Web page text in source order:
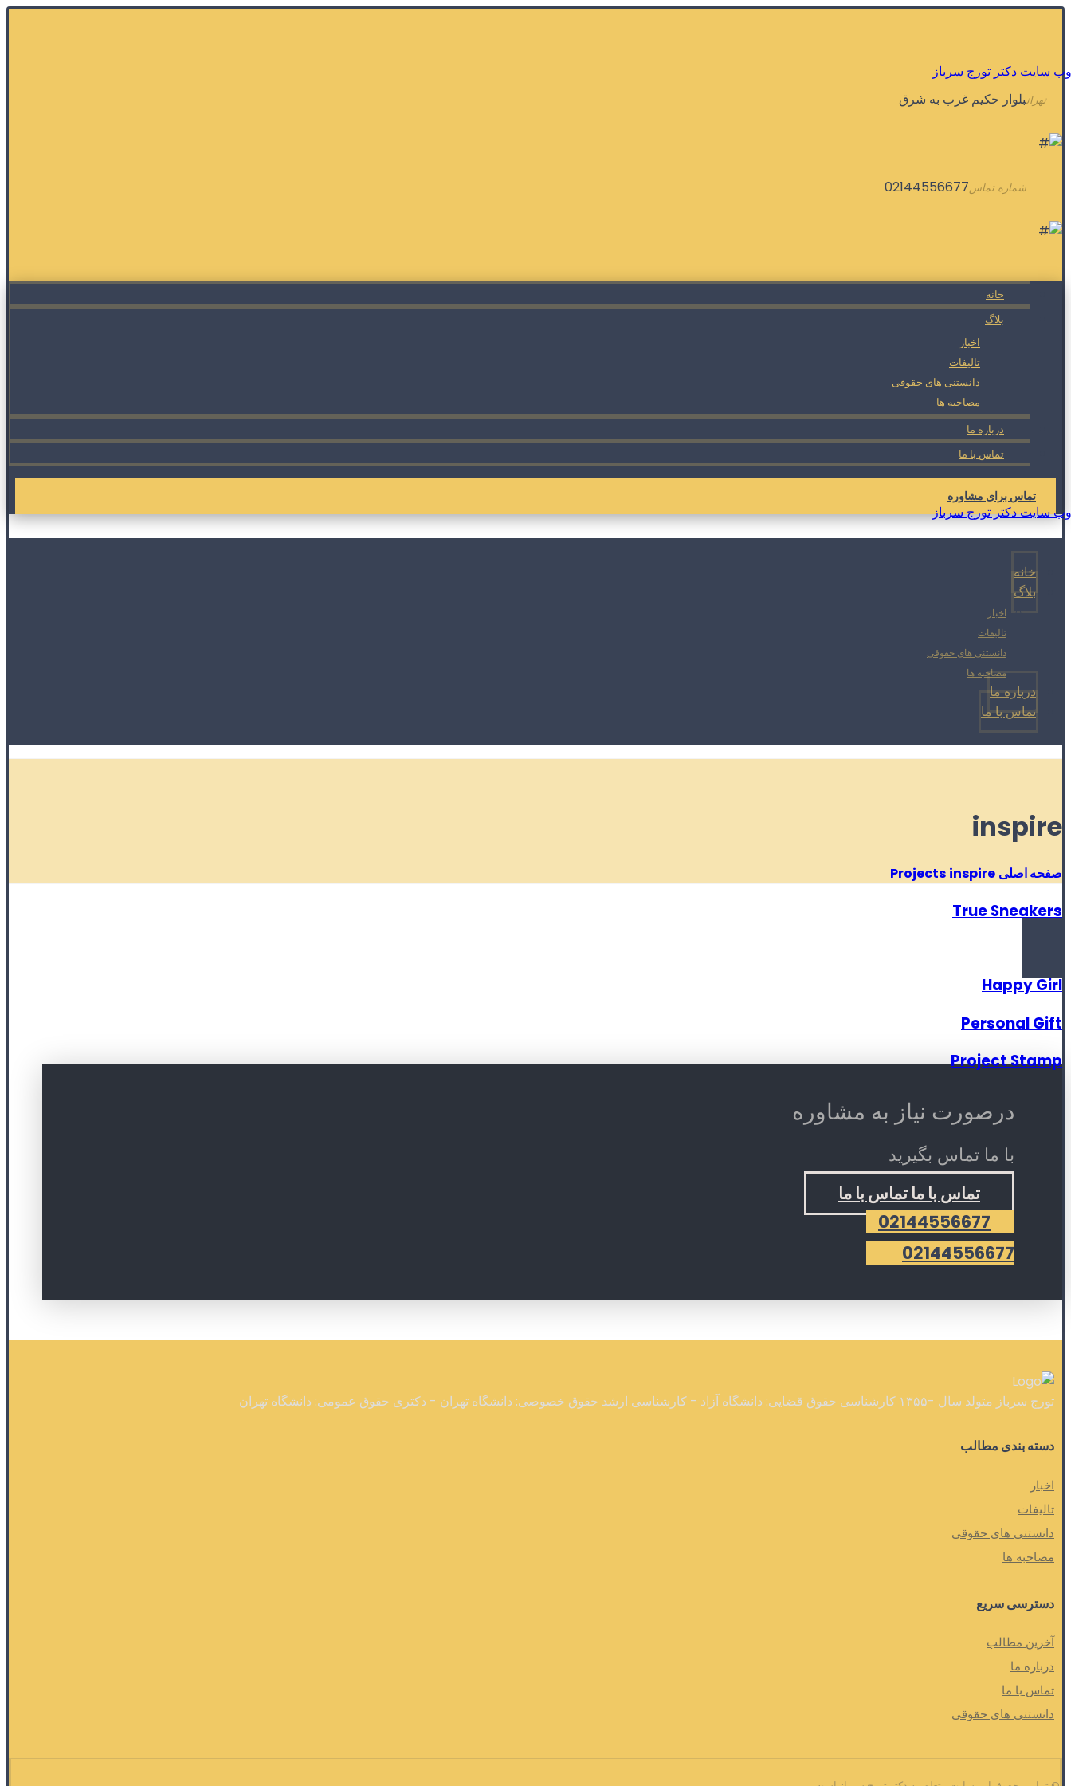
تهرانبلوار حکیم غرب به شرق
شماره تماس02144556677
خانه
بلاگ
اخبار
تالیفات
دانستنی های حقوقی
مصاحبه ها
درباره ما
تماس با ما
تماس برای مشاوره
خانه
بلاگ
اخبار
تالیفات
دانستنی های حقوقی
مصاحبه ها
درباره ما
تماس با ما
inspire
صفحه اصلی Projects inspire
True Sneakers
Happy Girl
Personal Gift
Project Stamp
درصورت نیاز به مشاوره
با ما تماس بگیرید
تماس با ما تماس با ما
02144556677
02144556677
تورج سرباز متولد سال -۱۳۵۵ کارشناسی حقوق قضایی: دانشگاه آزاد - کارشناسی ارشد حقوق خصوصی: دانشگاه تهران - دکتری حقوق عمومی: دانشگاه تهران
دسته بندی مطالب
اخبار
تالیفات
دانستنی های حقوقی
مصاحبه ها
دسترسی سریع
آخرین مطالب
درباره ما
تماس با ما
دانستنی های حقوقی